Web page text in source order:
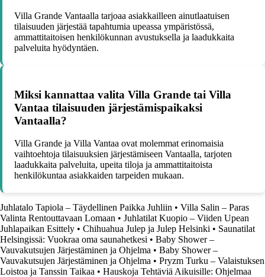
Villa Grande Vantaalla tarjoaa asiakkailleen ainutlaatuisen
tilaisuuden järjestää tapahtumia upeassa ympäristössä,
ammattitaitoisen henkilökunnan avustuksella ja laadukkaita
palveluita hyödyntäen.
Miksi kannattaa valita Villa Grande tai Villa
Vantaa tilaisuuden järjestämispaikaksi
Vantaalla?
Villa Grande ja Villa Vantaa ovat molemmat erinomaisia
vaihtoehtoja tilaisuuksien järjestämiseen Vantaalla, tarjoten
laadukkaita palveluita, upeita tiloja ja ammattitaitoista
henkilökuntaa asiakkaiden tarpeiden mukaan.
Juhlatalo Tapiola – Täydellinen Paikka Juhliin • Villa Salin – Paras
Valinta Rentouttavaan Lomaan • Juhlatilat Kuopio – Viiden Upean
Juhlapaikan Esittely • Chihuahua Julep ja Julep Helsinki • Saunatilat
Helsingissä: Vuokraa oma saunahetkesi • Baby Shower –
Vauvakutsujen Järjestäminen ja Ohjelma • Baby Shower –
Vauvakutsujen Järjestäminen ja Ohjelma • Pryzm Turku – Valaistuksen
Loistoa ja Tanssin Taikaa • Hauskoja Tehtäviä Aikuisille: Ohjelmaa